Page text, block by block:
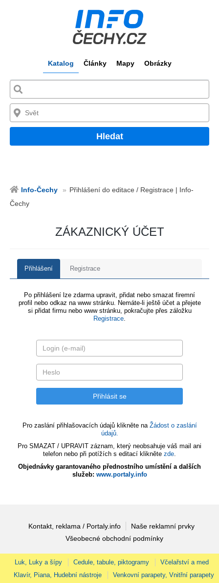
Katalog Články Mapy Obrázky
Hledat
Info-Čechy
Přihlášení do editace / Registrace | Info-
Čechy
ZÁKAZNICKÝ ÚČET
Přihlášení Registrace
Po přihlášení lze zdarma upravit, přidat nebo smazat firemní
profil nebo odkaz na www stránku. Nemáte-li ještě účet a přejete
si přidat firmu nebo www stránku, pokračujte přes záložku
Registrace.
Pro zaslání přihlašovacích údajů klikněte na Žádost o zaslání
údajů.
Pro SMAZAT / UPRAVIT záznam, který neobsahuje váš mail ani
telefon nebo při potížích s editací klikněte zde.
Objednávky garantovaného přednostního umístění a dalších
služeb: www.portaly.info
Kontakt, reklama / Portaly.info
Naše reklamní prvky
Všeobecné obchodní podmínky
Luk, Luky a šípy Cedule, tabule, piktogramy
Včelařství a med
Klavír, Piana, Hudební nástroje
Venkovní parapety, Vnitřní parapety